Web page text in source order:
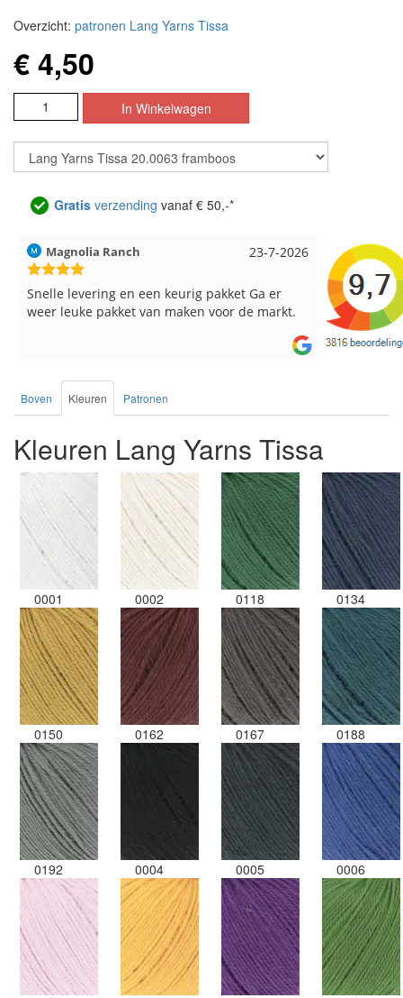
Overzicht: patronen Lang Yarns Tissa
€ 4,50
Gratis verzending vanaf € 50,-*
23-7-2026
Magnolia Ranch
Snelle levering en een keurig pakket Ga er
weer leuke pakket van maken voor de markt.
Hilde uit
Reeds
de service.
Boven Kleuren Patronen
Kleuren Lang Yarns Tissa
0001 0002 0118 0134
0150 0162 0167 0188
0192 0004 0005 0006